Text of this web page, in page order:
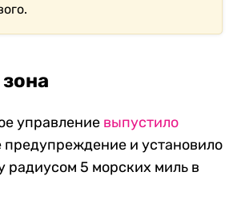
управление выпустило
предупреждение и установило
радиусом 5 морских миль в